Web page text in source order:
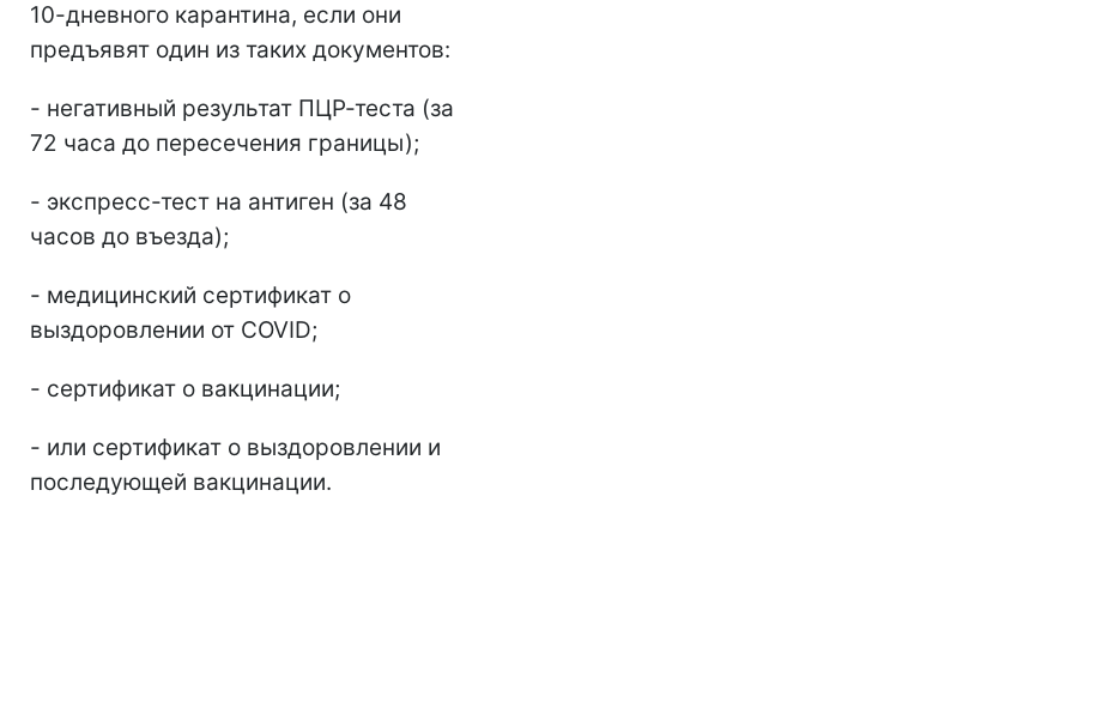
10-дневного карантина, если они
предъявят один из таких документов:
- негативный результат ПЦР-теста (за
72 часа до пересечения границы);
- экспресс-тест на антиген (за 48
часов до въезда);
- медицинский сертификат о
выздоровлении от COVID;
- сертификат о вакцинации;
- или сертификат о выздоровлении и
последующей вакцинации.